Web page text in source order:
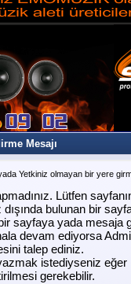
Mesajı
Yetkiniz olmayan bir yere
Lütfen
dışında bulunan bir
sayfaya yada mesaja
devam ediyorsa
talep ediniz.
istediyseniz eğer
gerekebilir.